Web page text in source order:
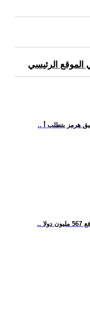
الموقع الرئيسي
هرمز يتطلب أ